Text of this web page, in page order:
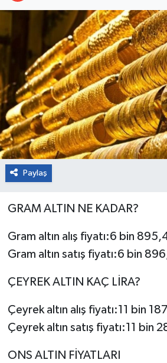
Paylaş
GRAM ALTIN NE KADAR?
Gram altın alış fiyatı:6 bin
Gram altın satış fiyatı:6 bin
ÇEYREK ALTIN KAÇ LİRA?
Çeyrek altın alış fiyatı:11 bin
Çeyrek altın satış fiyatı:11 bin
ONS ALTIN FİYATLARI